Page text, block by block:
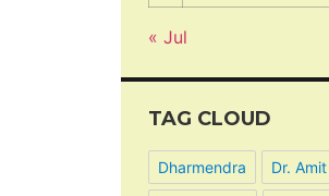
« Jul
TAG CLOUD
Dharmendra Dr. Amit